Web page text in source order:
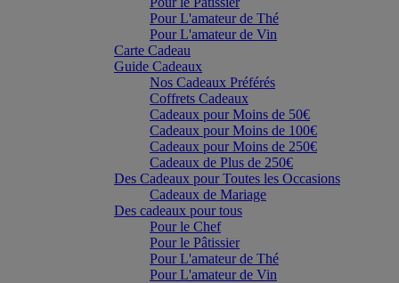
Pour L'amateur de Thé
Pour L'amateur de Vin
Carte Cadeau
Guide Cadeaux
Nos Cadeaux Préférés
Coffrets Cadeaux
Cadeaux pour Moins de 50€
Cadeaux pour Moins de 100€
Cadeaux pour Moins de 250€
Cadeaux de Plus de 250€
Des Cadeaux pour Toutes les Occasions
Cadeaux de Mariage
Des cadeaux pour tous
Pour le Chef
Pour le Pâtissier
Pour L'amateur de Thé
Pour L'amateur de Vin